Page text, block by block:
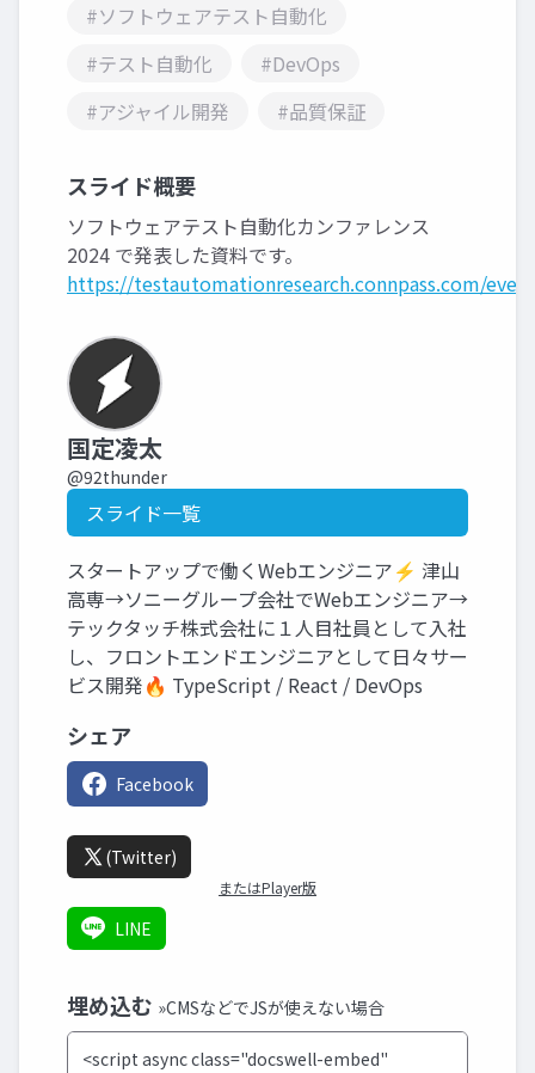
#ソフトウェアテスト自動化
#テスト自動化
#DevOps
#アジャイル開発
#品質保証
スライド概要
ソフトウェアテスト自動化カンファレンス
2024 で発表した資料です。
https://testautomationresearch.connpass.com/
国定凌太
@92thunder
スライド一覧
スタートアップで働くWebエンジニア⚡ 津山
高専→ソニーグループ会社でWebエンジニア→
テックタッチ株式会社に１人目社員として入社
し、フロントエンドエンジニアとして日々サー
ビス開発🔥 TypeScript / React / DevOps
シェア
Facebook
(Twitter)
またはPlayer版
LINE
埋め込む »CMSなどでJSが使えない場合